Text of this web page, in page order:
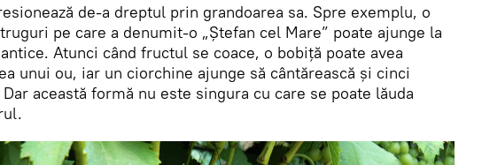
de-a dreptul prin grandoarea sa. Spre exemplu, o
pe care a denumit-o „Ștefan cel Mare” poate ajunge la
Atunci când fructul se coace, o bobiță poate avea
unui ou, iar un ciorchine ajunge să cântărească și cinci
această formă nu este singura cu care se poate lăuda